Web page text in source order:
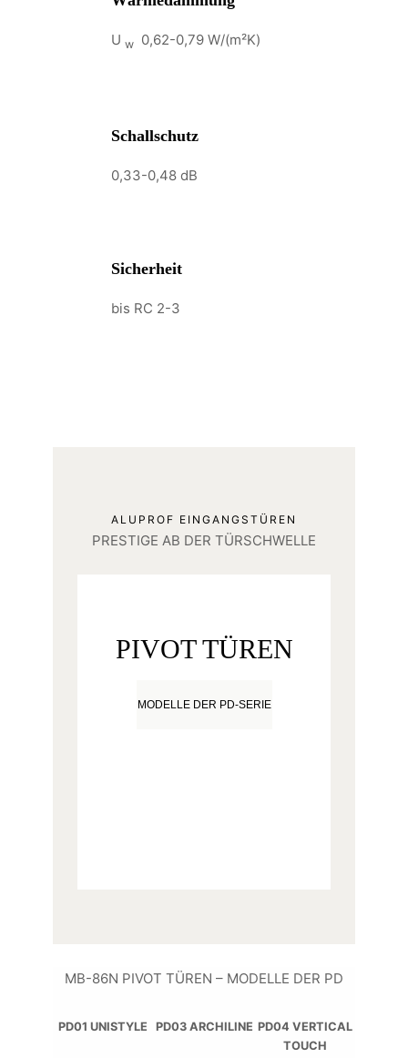
U w 0,62-0,79 W/(m²K)
Schallschutz
0,33-0,48 dB
Sicherheit
bis RC 2-3
ALUPROF EINGANGSTÜREN
PRESTIGE AB DER TÜRSCHWELLE
PIVOT TÜREN
MODELLE DER PD-SERIE
MB-86N PIVOT TÜREN – MODELLE DER PD
PD01 UNISTYLE PD03 ARCHILINE PD04 VERTICAL
TOUCH